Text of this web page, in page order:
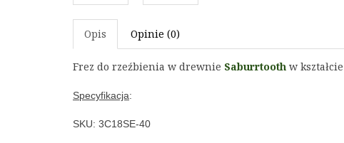
Opis Opinie (0)
Frez do rzeźbienia w drewnie Saburrtooth w
Specyfikacja:
SKU: 3C18SE-40